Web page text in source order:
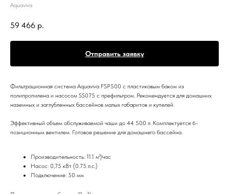
Aquaviva
59 466 р.
Отправить заявку
Фильтрационная система Aquaviva FSP500 c пластиковым баком из
полипропилена и насосом SS075 с префильтром. Рекомендуется для домашних
наземных и заглубленных бассейнов малых габаритов и купелей.
Эффективный объем обслуживаемой чаши до 44 500 л. Комплектуется 6-
позиционным вентилем. Готовое решение для домашнего бассейна.
Производительность: 11.1 м³/час
Насос: 0,75 кВт (0.75 л.с.)
Подключение: 50 мм